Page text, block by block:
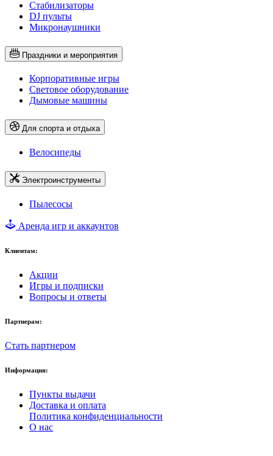
Стабилизаторы
DJ пульты
Микронаушники
Праздники и мероприятия
Корпоративные игры
Световое оборудование
Дымовые машины
Для спорта и отдыха
Велосипеды
Электроинструменты
Пылесосы
Аренда игр и аккаунтов
Клиентам:
Акции
Игры и подписки
Вопросы и ответы
Партнерам:
Стать партнером
Информация:
Пункты выдачи
Доставка и оплата
Политика конфиденциальности
О нас